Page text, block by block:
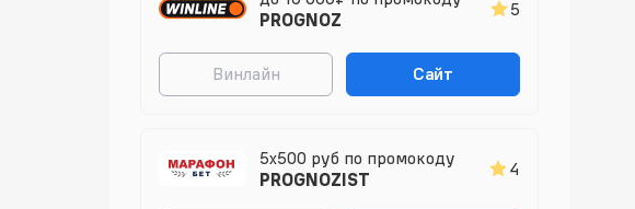
PROGNOZ
5
Винлайн Сайт
5x500 руб по промокоду
PROGNOZIST
4